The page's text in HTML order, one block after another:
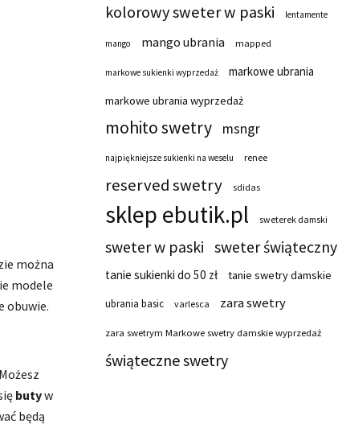
można
modele
obuwie.
butyw
będą
kolorowy sweter w paski lentamente
mango mango ubrania mapped
markowe sukienki wyprzedaż markowe ubrania
markowe ubrania wyprzedaż
mohito swetry msngr
najpiękniejsze sukienki na weselu renee
reserved swetry sdidas
sklep ebutik.pl sweterek damski
sweter w paski sweter świąteczny
tanie sukienki do 50 zł tanie swetry damskie
ubrania basic varlesca zara swetry
zara swetrym Markowe swetry damskie wyprzedaż
świąteczne swetry